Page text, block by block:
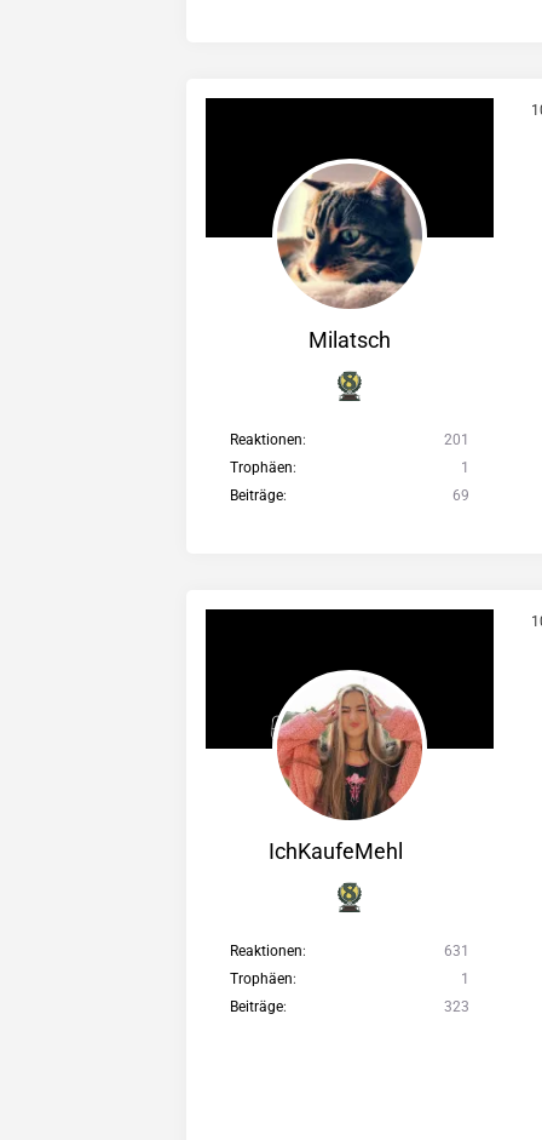
Milatsch
Reaktionen
201
Trophäen
1
Beiträge
69
IchKaufeMehl
Reaktionen
631
Trophäen
1
Beiträge
323